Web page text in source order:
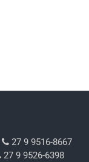
27 9 9516-8667
27 9 9526-6398